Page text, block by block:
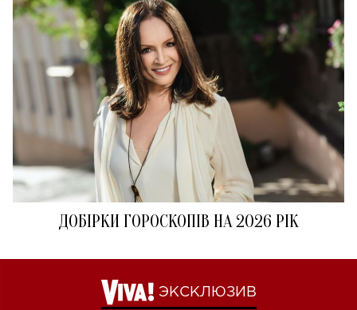
ДОБІРКИ ГОРОСКОПІВ НА 2026 РІК
ЭКСКЛЮЗИВ